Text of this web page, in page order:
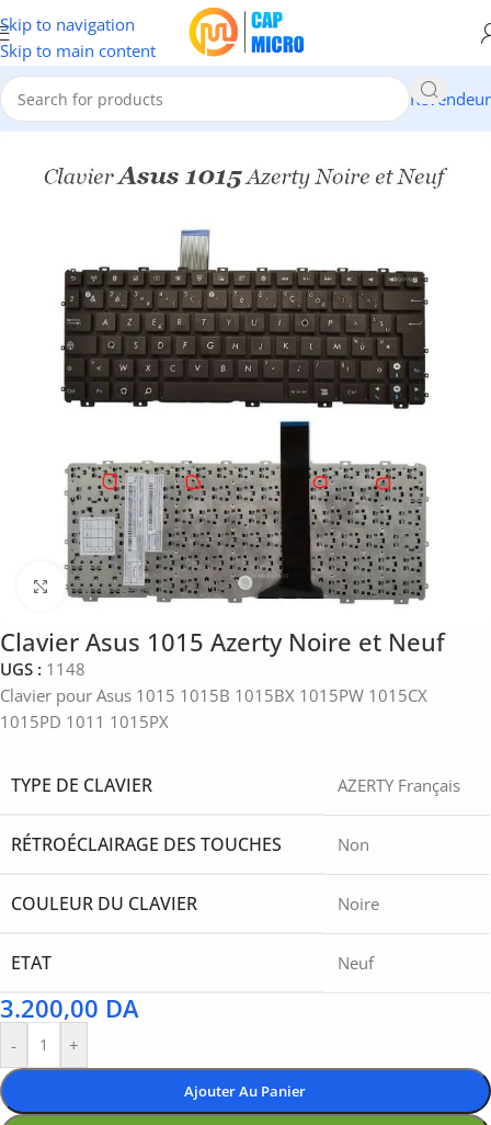
Skip to navigation
Skip to main content
Revendeur
/INFORMATIQUE/Portables & tablettes/Claviers Pc Portable
Click to enlarge
Clavier Asus 1015 Azerty Noire et Neuf
UGS : 1148
Clavier pour Asus 1015 1015B 1015BX 1015PW 1015CX
1015PD 1011 1015PX
TYPE DE CLAVIER AZERTY Français
RÉTROÉCLAIRAGE DES TOUCHES Non
COULEUR DU CLAVIER Noire
ETAT Neuf
3.200,00 DA
- +
Ajouter Au Panier